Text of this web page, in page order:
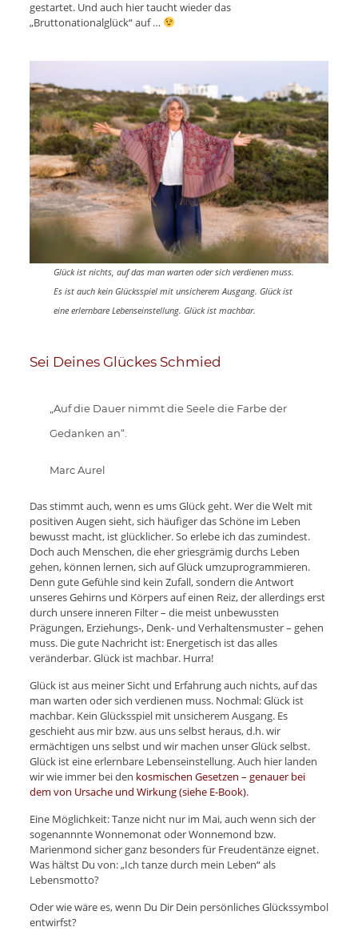
gestartet. Und auch hier taucht wieder das
„Bruttonationalglück“ auf …
Glück ist nichts, auf das man warten oder sich verdienen muss.
Es ist auch kein Glücksspiel mit unsicherem Ausgang. Glück ist
eine erlernbare Lebenseinstellung. Glück ist machbar.
Sei Deines Glückes Schmied
„Auf die Dauer nimmt die Seele die Farbe der
Gedanken an“.
Marc Aurel
Das stimmt auch, wenn es ums Glück geht. Wer die Welt mit
positiven Augen sieht, sich häufiger das Schöne im Leben
bewusst macht, ist glücklicher. So erlebe ich das zumindest.
Doch auch Menschen, die eher griesgrämig durchs Leben
gehen, können lernen, sich auf Glück umzuprogrammieren.
Denn gute Gefühle sind kein Zufall, sondern die Antwort
unseres Gehirns und Körpers auf einen Reiz, der allerdings erst
durch unsere inneren Filter – die meist unbewussten
Prägungen, Erziehungs-, Denk- und Verhaltensmuster – gehen
muss. Die gute Nachricht ist: Energetisch ist das alles
veränderbar. Glück ist machbar. Hurra!
Glück ist aus meiner Sicht und Erfahrung auch nichts, auf das
man warten oder sich verdienen muss. Nochmal: Glück ist
machbar. Kein Glücksspiel mit unsicherem Ausgang. Es
geschieht aus mir bzw. aus uns selbst heraus, d.h. wir
ermächtigen uns selbst und wir machen unser Glück selbst.
Glück ist eine erlernbare Lebenseinstellung. Auch hier landen
wir wie immer bei den kosmischen Gesetzen – genauer bei
dem von Ursache und Wirkung (siehe E-Book).
Eine Möglichkeit: Tanze nicht nur im Mai, auch wenn sich der
sogenannnte Wonnemonat oder Wonnemond bzw.
Marienmond sicher ganz besonders für Freudentänze eignet.
Was hältst Du von: „Ich tanze durch mein Leben“ als
Lebensmotto?
Oder wie wäre es, wenn Du Dir Dein persönliches Glückssymbol
entwirfst?